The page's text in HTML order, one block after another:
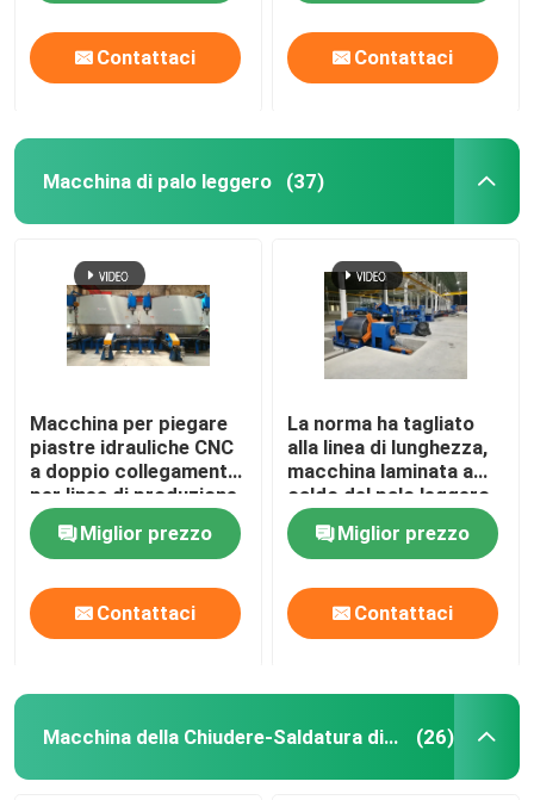
Contattaci Contattaci
Macchina di palo leggero (37)
Macchina per piegare
piastre idrauliche CNC
a doppio collegamento
per linea di produzione
di pali di luce
Miglior prezzo
Contattaci
La norma ha tagliato
alla linea di lunghezza,
macchina laminata a
caldo del palo leggero
dell'acciaio dolce per
6m 8m 14m
Miglior prezzo
Contattaci
Macchina della Chiudere-Saldatura di palo leggero (26)